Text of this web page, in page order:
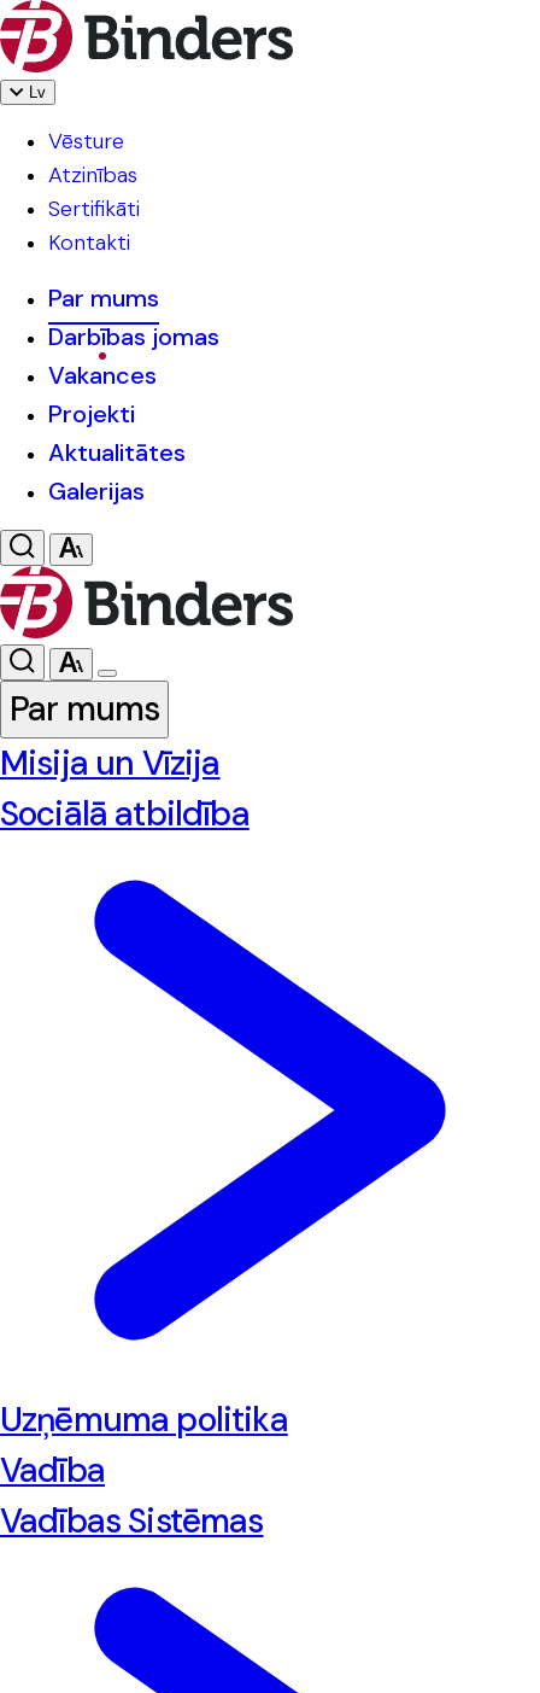
Lv
Vēsture
Atzinības
Sertifikāti
Kontakti
Par mums
Darbības jomas
Vakances
Projekti
Aktualitātes
Galerijas
Par mums
Misija un Vīzija
Sociālā atbildība
Uzņēmuma politika
Vadība
Vadības Sistēmas